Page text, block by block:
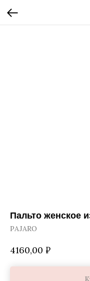
Пальто женское
PAJARO
4160,00 ₽